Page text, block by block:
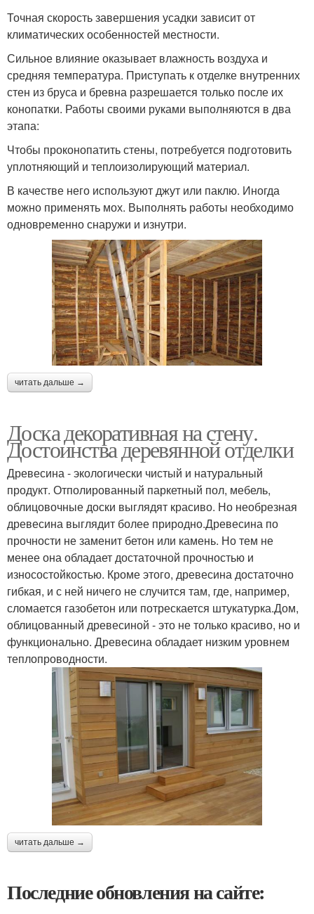
Точная скорость завершения усадки зависит от
климатических особенностей местности.
Сильное влияние оказывает влажность воздуха и
средняя температура. Приступать к отделке внутренних
стен из бруса и бревна разрешается только после их
конопатки. Работы своими руками выполняются в два
этапа:
Чтобы проконопатить стены, потребуется подготовить
уплотняющий и теплоизолирующий материал.
В качестве него используют джут или паклю. Иногда
можно применять мох. Выполнять работы необходимо
одновременно снаружи и изнутри.
читать дальше →
Доска декоративная на стену.
Достоинства деревянной отделки
Древесина - экологически чистый и натуральный
продукт. Отполированный паркетный пол, мебель,
облицовочные доски выглядят красиво. Но необрезная
древесина выглядит более природно.Древесина по
прочности не заменит бетон или камень. Но тем не
менее она обладает достаточной прочностью и
износостойкостью. Кроме этого, древесина достаточно
гибкая, и с ней ничего не случится там, где, например,
сломается газобетон или потрескается штукатурка.Дом,
облицованный древесиной - это не только красиво, но и
функционально. Древесина обладает низким уровнем
теплопроводности.
читать дальше →
Последние обновления на сайте: